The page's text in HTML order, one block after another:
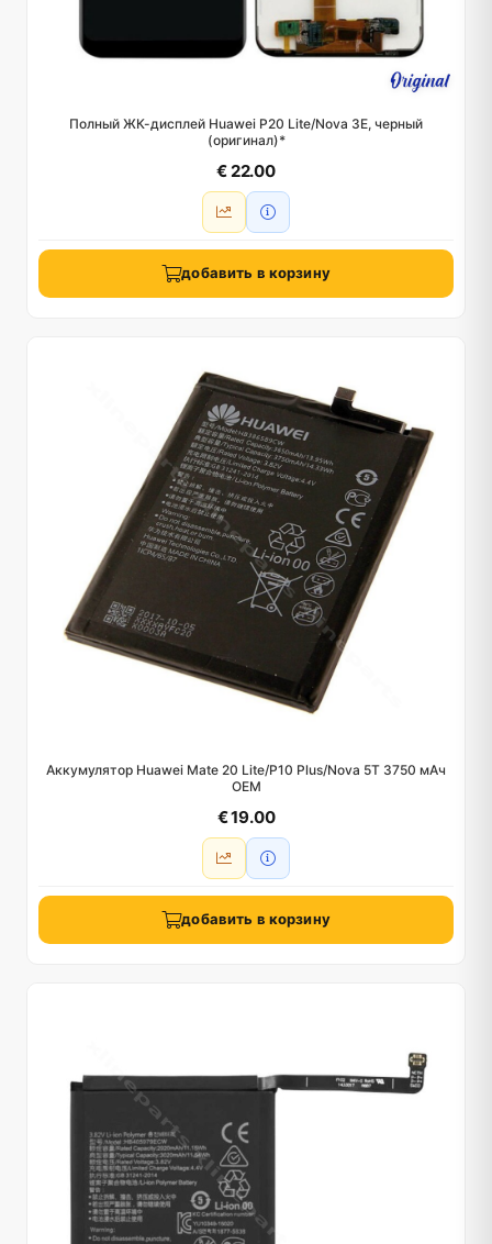
Полный ЖК-дисплей Huawei P20 Lite/Nova 3E, черный
(оригинал)*
€ 22.00
добавить в корзину
Аккумулятор Huawei Mate 20 Lite/P10 Plus/Nova 5T 3750 мАч
OEM
€ 19.00
добавить в корзину